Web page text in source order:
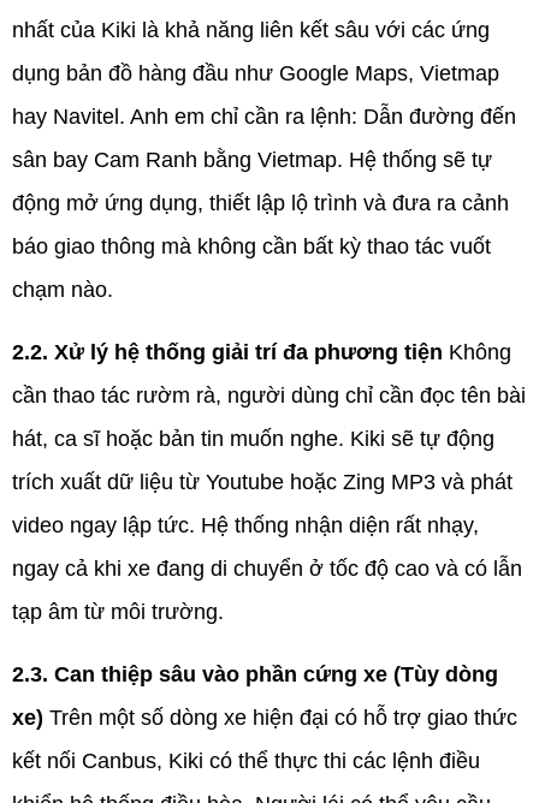
nhất của Kiki là khả năng liên kết sâu với các ứng
dụng bản đồ hàng đầu như Google Maps, Vietmap
hay Navitel. Anh em chỉ cần ra lệnh: Dẫn đường đến
sân bay Cam Ranh bằng Vietmap. Hệ thống sẽ tự
động mở ứng dụng, thiết lập lộ trình và đưa ra cảnh
báo giao thông mà không cần bất kỳ thao tác vuốt
chạm nào.
2.2. Xử lý hệ thống giải trí đa phương tiện Không
cần thao tác rườm rà, người dùng chỉ cần đọc tên bài
hát, ca sĩ hoặc bản tin muốn nghe. Kiki sẽ tự động
trích xuất dữ liệu từ Youtube hoặc Zing MP3 và phát
video ngay lập tức. Hệ thống nhận diện rất nhạy,
ngay cả khi xe đang di chuyển ở tốc độ cao và có lẫn
tạp âm từ môi trường.
2.3. Can thiệp sâu vào phần cứng xe (Tùy dòng
xe) Trên một số dòng xe hiện đại có hỗ trợ giao thức
kết nối Canbus, Kiki có thể thực thi các lệnh điều